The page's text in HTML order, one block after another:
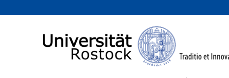
zum Inhalt